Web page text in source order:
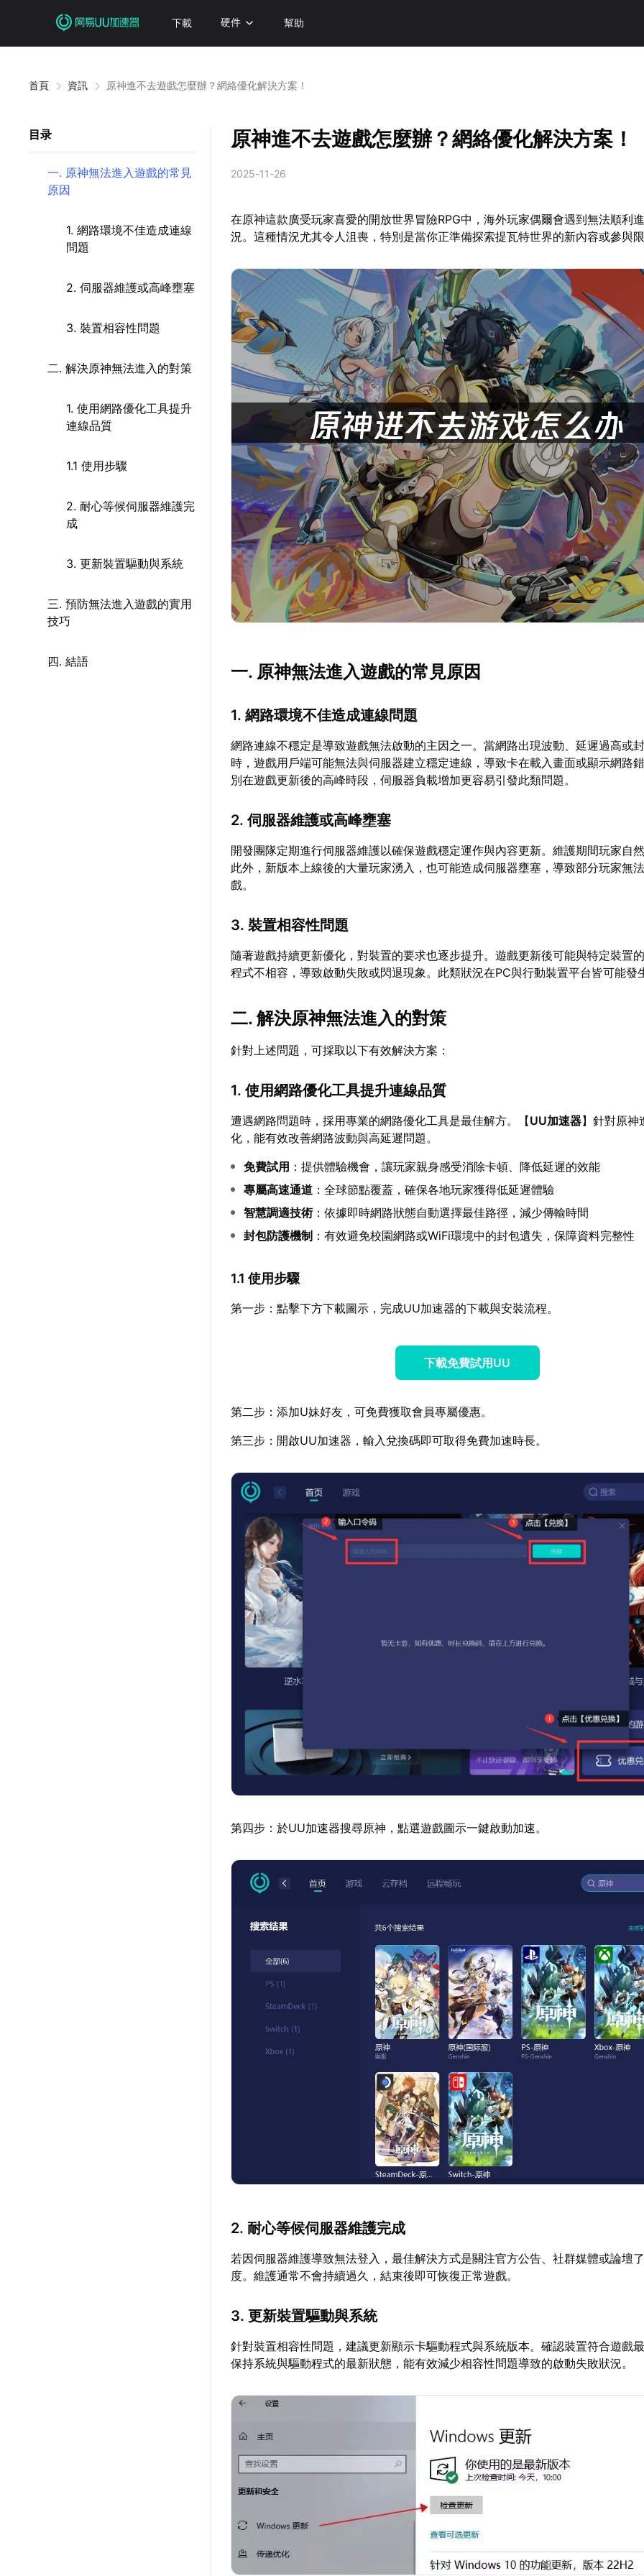
下載 硬件 幫助
首頁 資訊 原神進不去遊戲怎麼辦？網絡優化解決方案！
目录
一. 原神無法進入遊戲的常見
原因
1. 網路環境不佳造成連線
問題
2. 伺服器維護或高峰壅塞
3. 裝置相容性問題
二. 解決原神無法進入的對策
1. 使用網路優化工具提升
連線品質
1.1 使用步驟
2. 耐心等候伺服器維護完
成
3. 更新裝置驅動與系統
三. 預防無法進入遊戲的實用
技巧
四. 結語
原神進不去遊戲怎麼辦？網絡優化解決方案！
2025-11-26
在原神這款廣受玩家喜愛的開放世界冒險RPG中，海外玩家偶爾會遇到無法順利
況。這種情況尤其令人沮喪，特別是當你正準備探索提瓦特世界的新內容或參與限
一. 原神無法進入遊戲的常見原因
1. 網路環境不佳造成連線問題
網路連線不穩定是導致遊戲無法啟動的主因之一。當網路出現波動、延遲過高或
時，遊戲用戶端可能無法與伺服器建立穩定連線，導致卡在載入畫面或顯示網路
別在遊戲更新後的高峰時段，伺服器負載增加更容易引發此類問題。
2. 伺服器維護或高峰壅塞
開發團隊定期進行伺服器維護以確保遊戲穩定運作與內容更新。維護期間玩家自然
此外，新版本上線後的大量玩家湧入，也可能造成伺服器壅塞，導致部分玩家無
戲。
3. 裝置相容性問題
隨著遊戲持續更新優化，對裝置的要求也逐步提升。遊戲更新後可能與特定裝置
程式不相容，導致啟動失敗或閃退現象。此類狀況在PC與行動裝置平台皆可能發
二. 解決原神無法進入的對策
針對上述問題，可採取以下有效解決方案：
1. 使用網路優化工具提升連線品質
遭遇網路問題時，採用專業的網路優化工具是最佳解方。【UU加速器】針對原神
化，能有效改善網路波動與高延遲問題。
免費試用 ：提供體驗機會，讓玩家親身感受消除卡頓、降低延遲的效能
專屬高速通道 ：全球節點覆蓋，確保各地玩家獲得低延遲體驗
智慧調適技術：依據即時網路狀態自動選擇最佳路徑，減少傳輸時間
封包防護機制 ：有效避免校園網路或WiFi環境中的封包遺失，保障資料完整性
1.1 使用步驟
第一步：點擊下方下載圖示，完成UU加速器的下載與安裝流程。
下載免費試用UU
第二步：添加U妹好友，可免費獲取會員專屬優惠。
第三步：開啟UU加速器，輸入兌換碼即可取得免費加速時長。
第四步：於UU加速器搜尋原神，點選遊戲圖示一鍵啟動加速。
2. 耐心等候伺服器維護完成
若因伺服器維護導致無法登入，最佳解決方式是關注官方公告、社群媒體或論壇
度。維護通常不會持續過久，結束後即可恢復正常遊戲。
3. 更新裝置驅動與系統
針對裝置相容性問題，建議更新顯示卡驅動程式與系統版本。確認裝置符合遊戲
保持系統與驅動程式的最新狀態，能有效減少相容性問題導致的啟動失敗狀況。